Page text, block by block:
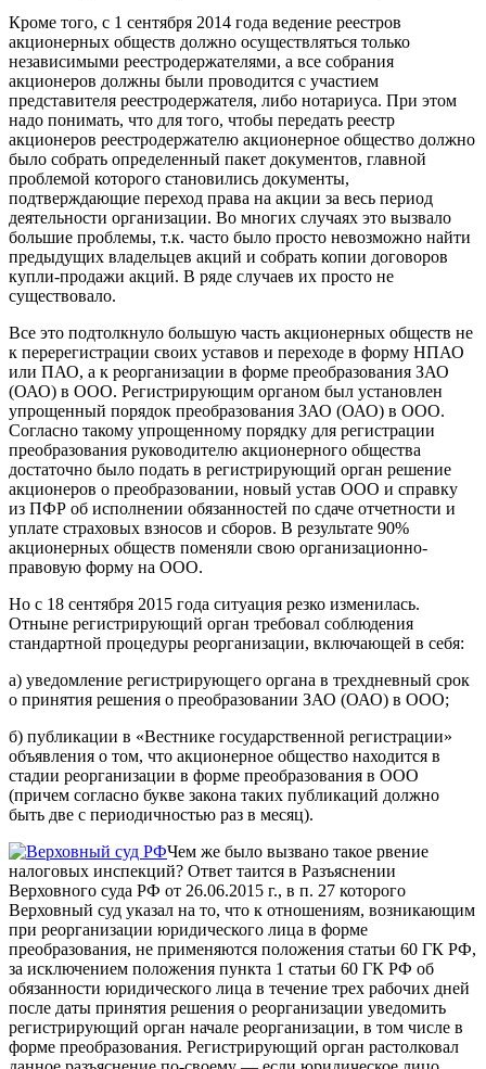
Кроме того, с 1 сентября 2014 года ведение реестров
акционерных обществ должно осуществляться только
независимыми реестродержателями, а все собрания
акционеров должны были проводится с участием
представителя реестродержателя, либо нотариуса. При этом
надо понимать, что для того, чтобы передать реестр
акционеров реестродержателю акционерное общество должно
было собрать определенный пакет документов, главной
проблемой которого становились документы,
подтверждающие переход права на акции за весь период
деятельности организации. Во многих случаях это вызвало
большие проблемы, т.к. часто было просто невозможно найти
предыдущих владельцев акций и собрать копии договоров
купли-продажи акций. В ряде случаев их просто не
существовало.
Все это подтолкнуло большую часть акционерных обществ не
к перерегистрации своих уставов и переходе в форму НПАО
или ПАО, а к реорганизации в форме преобразования ЗАО
(ОАО) в ООО. Регистрирующим органом был установлен
упрощенный порядок преобразования ЗАО (ОАО) в ООО.
Согласно такому упрощенному порядку для регистрации
преобразования руководителю акционерного общества
достаточно было подать в регистрирующий орган решение
акционеров о преобразовании, новый устав ООО и справку
из ПФР об исполнении обязанностей по сдаче отчетности и
уплате страховых взносов и сборов. В результате 90%
акционерных обществ поменяли свою организационно-
правовую форму на ООО.
Но с 18 сентября 2015 года ситуация резко изменилась.
Отныне регистрирующий орган требовал соблюдения
стандартной процедуры реорганизации, включающей в себя:
а) уведомление регистрирующего органа в трехдневный срок
о принятия решения о преобразовании ЗАО (ОАО) в ООО;
б) публикации в «Вестнике государственной регистрации»
объявления о том, что акционерное общество находится в
стадии реорганизации в форме преобразования в ООО
(причем согласно букве закона таких публикаций должно
быть две с периодичностью раз в месяц).
Чем же было вызвано такое рвение
налоговых инспекций? Ответ таится в Разъяснении
Верховного суда РФ от 26.06.2015 г., в п. 27 которого
Верховный суд указал на то, что к отношениям, возникающим
при реорганизации юридического лица в форме
преобразования, не применяются положения статьи 60 ГК РФ,
за исключением положения пункта 1 статьи 60 ГК РФ об
обязанности юридического лица в течение трех рабочих дней
после даты принятия решения о реорганизации уведомить
регистрирующий орган начале реорганизации, в том числе в
форме преобразования. Регистрирующий орган растолковал